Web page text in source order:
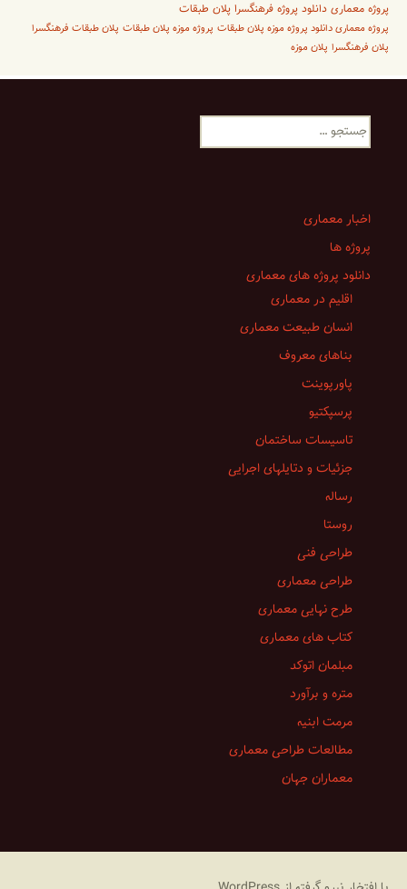
پروژه معماری دانلود پروژه فرهنگسرا پلان طبقات
پروژه معماری دانلود پروژه موزه پلان طبقات پروژه موزه پلان طبقات پلان طبقات فرهنگسرا
پلان فرهنگسرا پلان موزه
جستجو
برای:
اخبار معماری
پروژه ها
دانلود پروژه های معماری
اقلیم در معماری
انسان طبیعت معماری
بناهای معروف
پاورپوینت
پرسپکتیو
تاسیسات ساختمان
جزئیات و دتایلهای اجرایی
رساله
روستا
طراحی فنی
طراحی معماری
طرح نهایی معماری
کتاب های معماری
مبلمان اتوکد
متره و برآورد
مرمت ابنیه
مطالعات طراحی معماری
معماران جهان